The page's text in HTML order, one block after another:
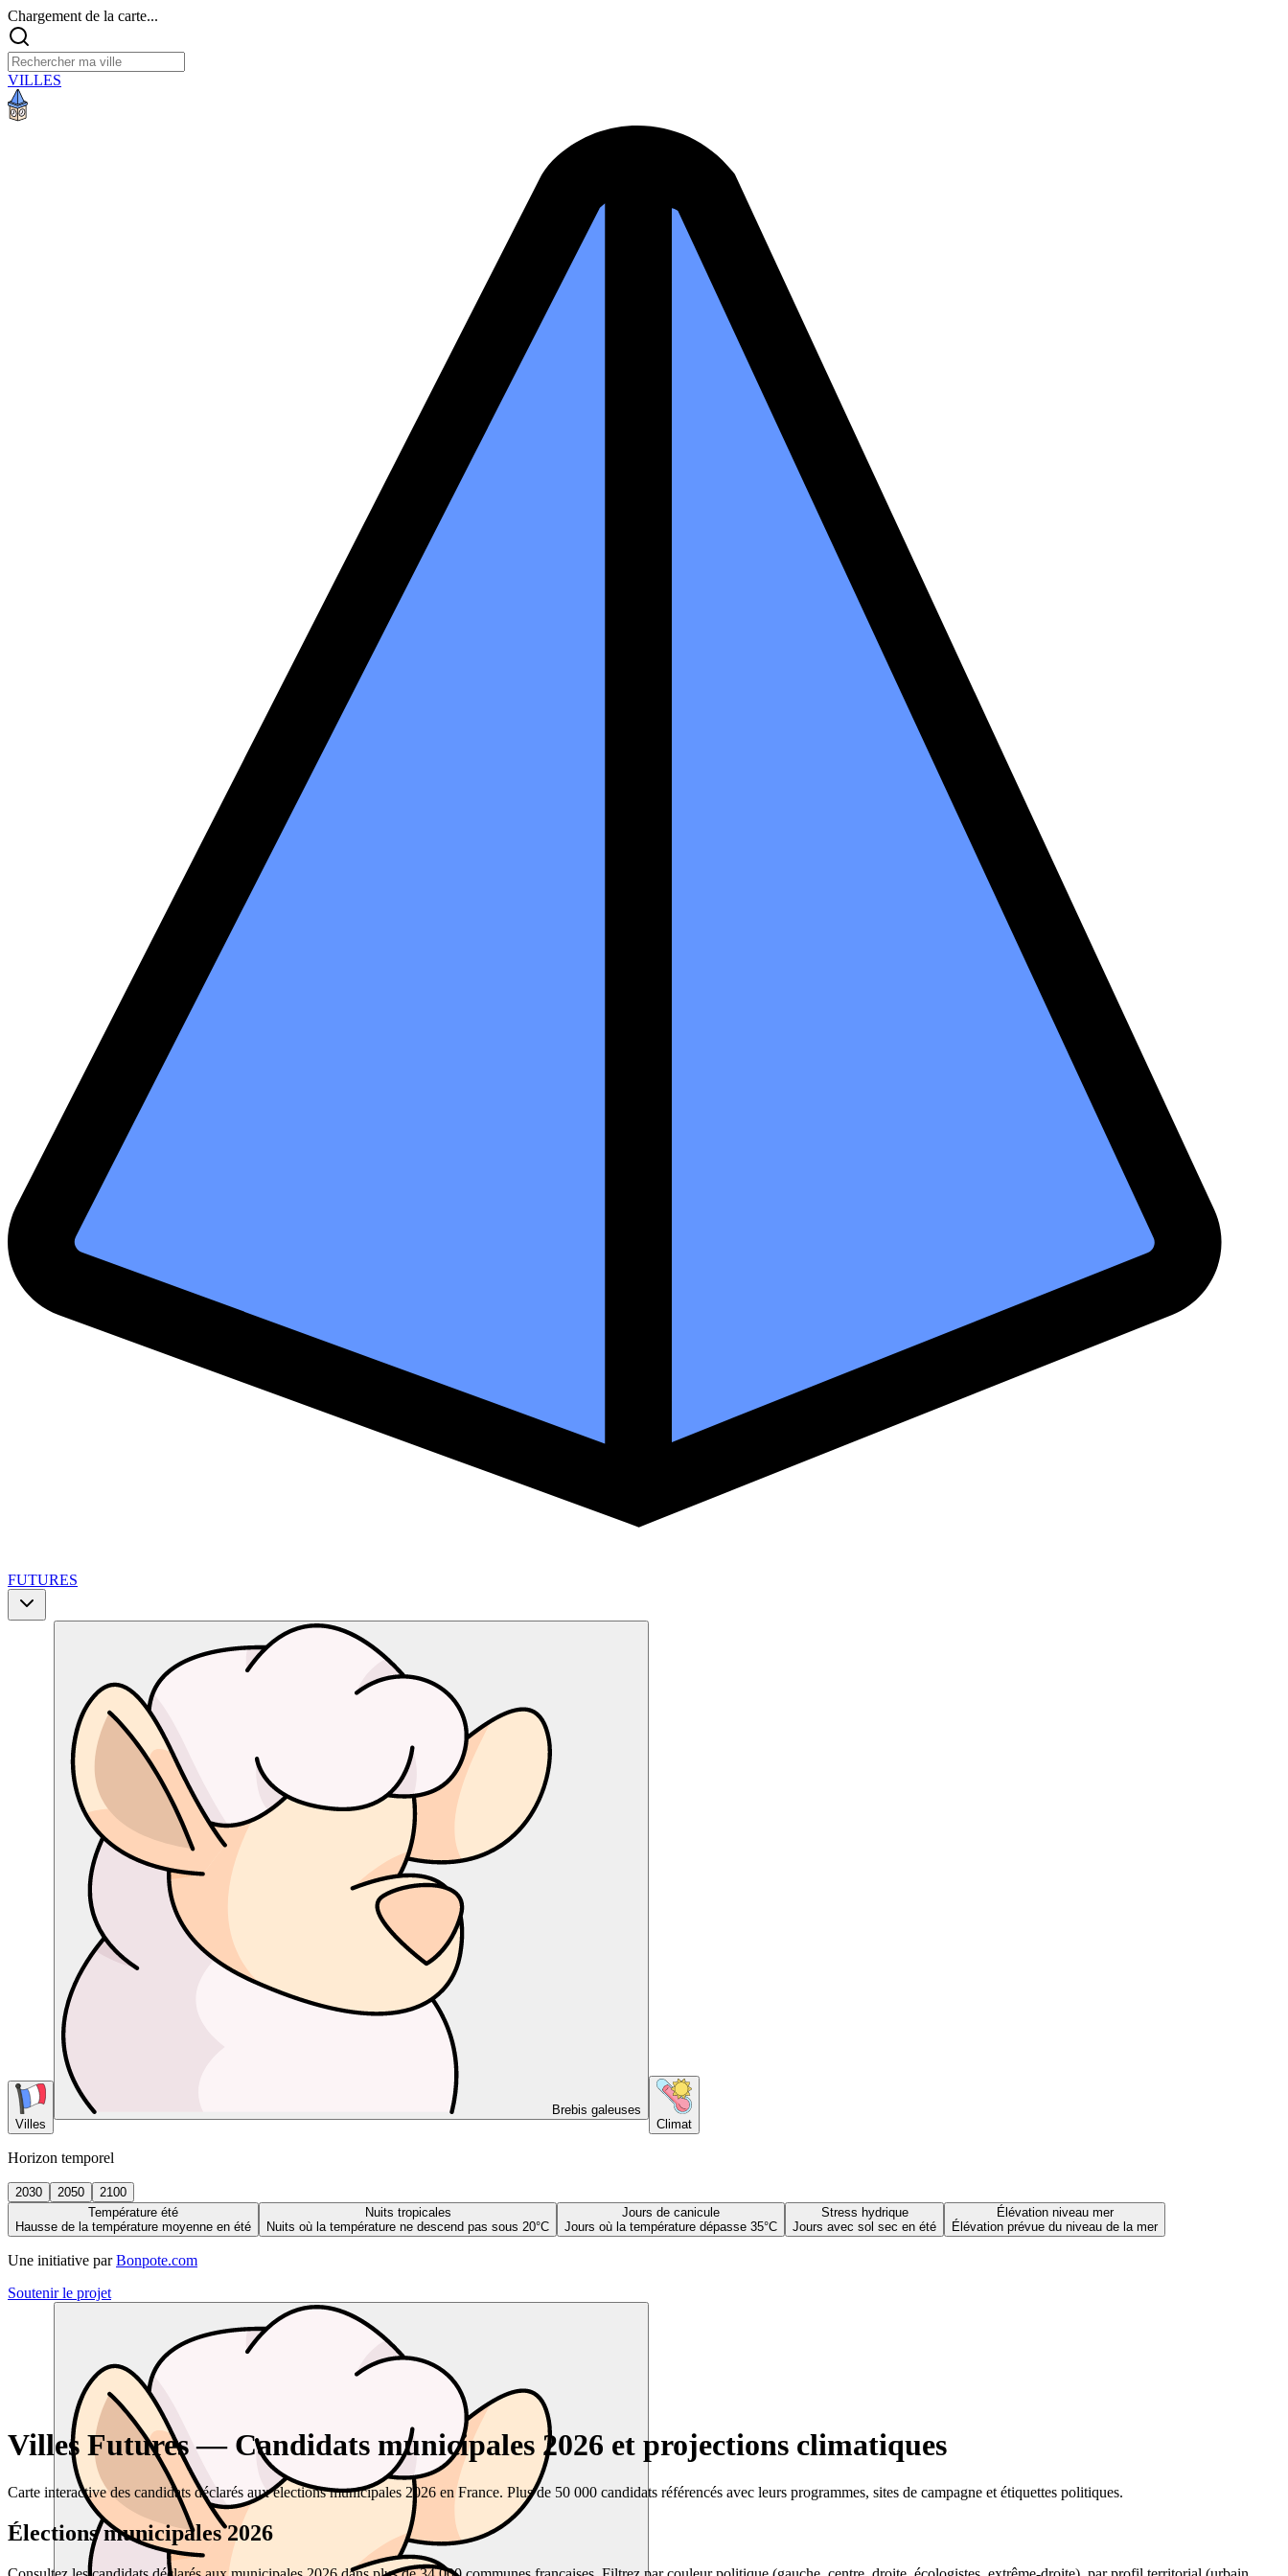
Chargement de la carte...
VILLES
FUTURES
Villes
Brebis galeuses
Climat
Horizon temporel
2030 2050
2100
Température été
Hausse de la température moyenne en été
Nuits tropicales
Nuits où la température ne descend pas sous 20°C
Jours de canicule
Jours où la température dépasse 35°C
Stress hydrique
Jours avec sol sec en été
Élévation niveau mer
Élévation prévue du niveau de la mer
Une initiative par Bonpote.com
Soutenir le projet
Villes Futures — Candidats municipales 2026 et projections climatiques
Carte interactive des candidats déclarés aux élections municipales 2026 en France. Plus de 50 000 candidats référencés avec leurs programmes, sites de campagne et étiquettes politiques.
Élections municipales 2026